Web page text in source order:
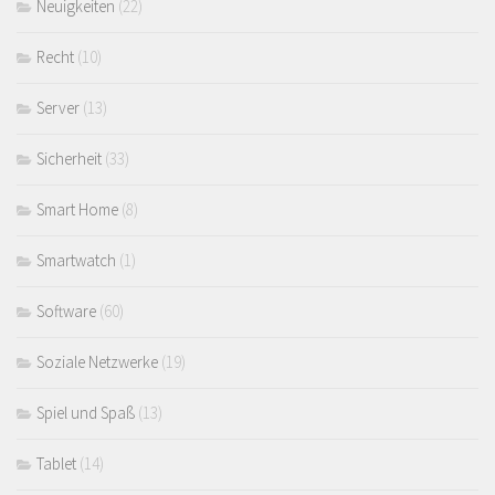
Neuigkeiten (22)
Recht (10)
Server (13)
Sicherheit (33)
Smart Home (8)
Smartwatch (1)
Software (60)
Soziale Netzwerke (19)
Spiel und Spaß (13)
Tablet (14)